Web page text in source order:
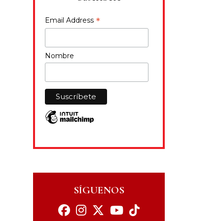
Email Address *
Nombre
SÍGUENOS